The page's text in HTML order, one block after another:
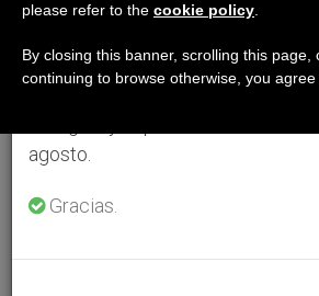
se generan menos informaciones
agosto.
Gracias.
please refer to the cookie policy
By closing this banner, scrolling this page,
continuing to browse otherwise, you agree